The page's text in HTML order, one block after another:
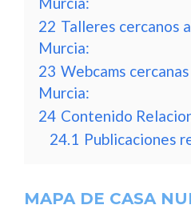
22 Talleres cercanos
Murcia:
23 Webcams
Murcia:
24 Contenido
24.1 Publicaciones
MAPA DE CASA